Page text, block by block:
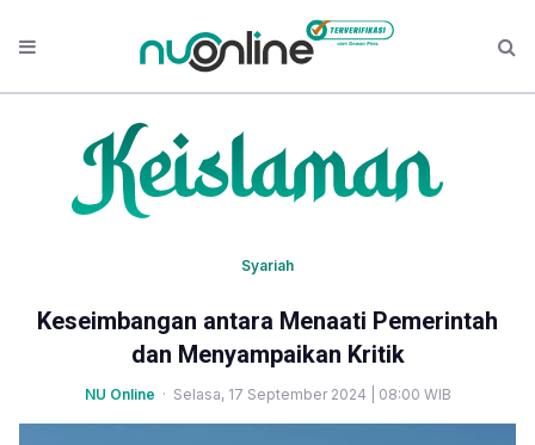
Syariah
Keseimbangan antara Menaati Pemerintah
dan Menyampaikan Kritik
NU Online · Selasa, 17 September 2024 | 08:00 WIB